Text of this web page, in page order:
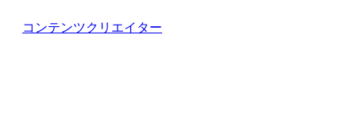
コンテンツクリエイター